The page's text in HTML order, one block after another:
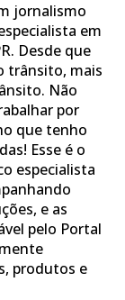
jornalismo
em
Desde que
trânsito, mais
Não
por
que tenho
Esse é o
especialista
e as
pelo Portal
produtos e